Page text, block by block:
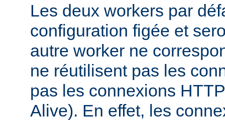
Les deux workers par
configuration figée et
autre worker ne
ne réutilisent pas les
pas les connexions
Alive). En effet, les